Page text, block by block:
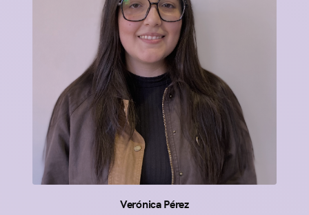
Verónica Pérez